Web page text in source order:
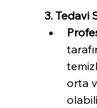
3. Tedavi
orta